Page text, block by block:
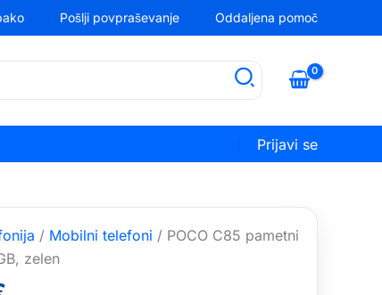
Pošlji povpraševanje Oddaljena pomoč
Prijavi se
/ Mobilni telefoni / POCO C85 pametni
zelen